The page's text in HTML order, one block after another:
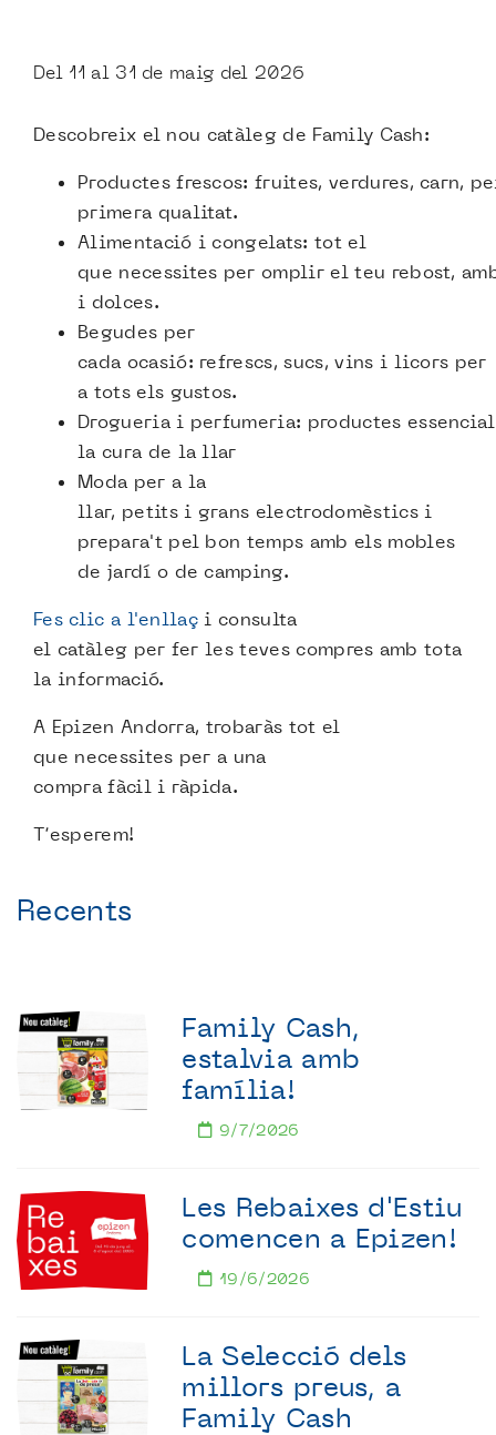
Del 11 al 31 de maig del 2026
Descobreix el nou catàleg de Family Cash:
Productes frescos: fruites, verdures, carn,
primera qualitat.
Alimentació i congelats: tot el
que necessites per omplir el teu rebost,
i dolces.
Begudes per
cada ocasió: refrescs, sucs, vins i licors per
a tots els gustos.
Drogueria i perfumeria: productes
la cura de la llar
Moda per a la
llar, petits i grans electrodomèstics i
prepara't pel bon temps amb els mobles
de jardí o de camping.
Fes clic a l'enllaç i consulta
el catàleg per fer les teves compres amb tota
la informació.
A Epizen Andorra, trobaràs tot el
que necessites per a una
compra fàcil i ràpida.
T’esperem!
Recents
Family Cash,
estalvia amb
família!
9/7/2026
Les Rebaixes d'Estiu
comencen a Epizen!
19/6/2026
La Selecció dels
millors preus, a
Family Cash